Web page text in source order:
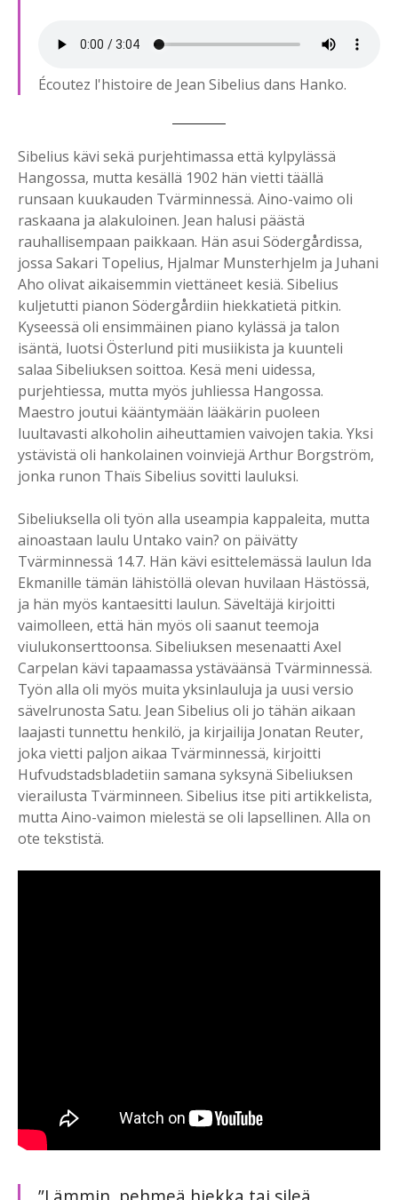
Écoutez l'histoire de Jean Sibelius dans Hanko.
Sibelius kävi sekä purjehtimassa että kylpylässä
Hangossa, mutta kesällä 1902 hän vietti täällä
runsaan kuukauden Tvärminnessä. Aino-vaimo oli
raskaana ja alakuloinen. Jean halusi päästä
rauhallisempaan paikkaan. Hän asui Södergårdissa,
jossa Sakari Topelius, Hjalmar Munsterhjelm ja Juhani
Aho olivat aikaisemmin viettäneet kesiä. Sibelius
kuljetutti pianon Södergårdiin hiekkatietä pitkin.
Kyseessä oli ensimmäinen piano kylässä ja talon
isäntä, luotsi Österlund piti musiikista ja kuunteli
salaa Sibeliuksen soittoa. Kesä meni uidessa,
purjehtiessa, mutta myös juhliessa Hangossa.
Maestro joutui kääntymään lääkärin puoleen
luultavasti alkoholin aiheuttamien vaivojen takia. Yksi
ystävistä oli hankolainen voinviejä Arthur Borgström,
jonka runon Thaïs Sibelius sovitti lauluksi.
Sibeliuksella oli työn alla useampia kappaleita, mutta
ainoastaan laulu Untako vain? on päivätty
Tvärminnessä 14.7. Hän kävi esittelemässä laulun Ida
Ekmanille tämän lähistöllä olevan huvilaan Hästössä,
ja hän myös kantaesitti laulun. Säveltäjä kirjoitti
vaimolleen, että hän myös oli saanut teemoja
viulukonserttoonsa. Sibeliuksen mesenaatti Axel
Carpelan kävi tapaamassa ystäväänsä Tvärminnessä.
Työn alla oli myös muita yksinlauluja ja uusi versio
sävelrunosta Satu. Jean Sibelius oli jo tähän aikaan
laajasti tunnettu henkilö, ja kirjailija Jonatan Reuter,
joka vietti paljon aikaa Tvärminnessä, kirjoitti
Hufvudstadsbladetiin samana syksynä Sibeliuksen
vierailusta Tvärminneen. Sibelius itse piti artikkelista,
mutta Aino-vaimon mielestä se oli lapsellinen. Alla on
ote tekstistä.